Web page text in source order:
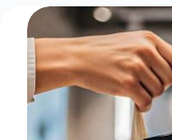
O
Passo
a
Passo
da
Criação
de
um